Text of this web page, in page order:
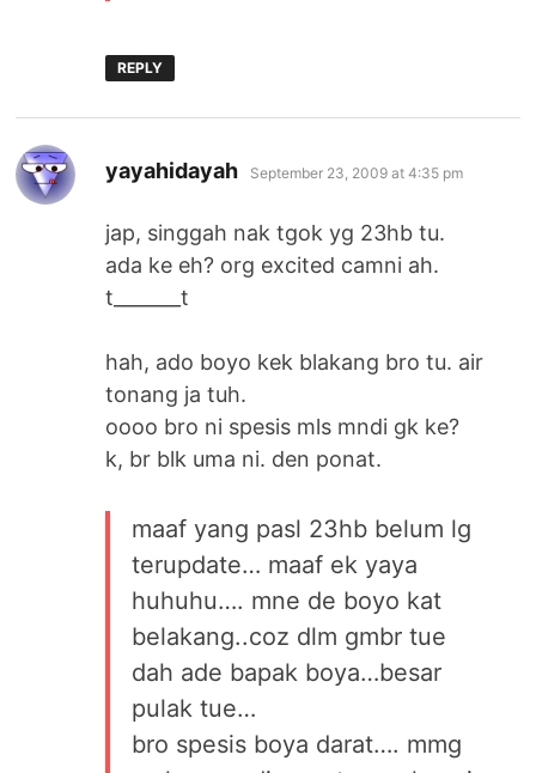
REPLY
yayahidayah says:
September 23, 2009 at 4:35 pm
jap, singgah nak tgok yg 23hb tu.
ada ke eh? org excited camni ah.
t_______t
hah, ado boyo kek blakang bro tu. air
tonang ja tuh.
oooo bro ni spesis mls mndi gk ke?
k, br blk uma ni. den ponat.
maaf yang pasl 23hb belum lg
terupdate… maaf ek yaya
huhuhu…. mne de boyo kat
belakang..coz dlm gmbr tue
dah ade bapak boya…besar
pulak tue…
bro spesis boya darat…. mmg